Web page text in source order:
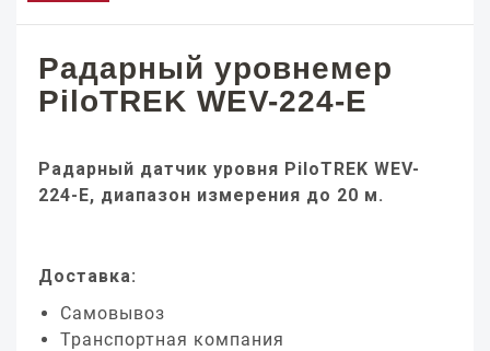
Радарный уровнемер
PiloTREK WEV-224-E
Радарный датчик уровня PiloTREK WEV-
224-E, диапазон измерения до 20 м.
Доставка:
Самовывоз
Транспортная компания